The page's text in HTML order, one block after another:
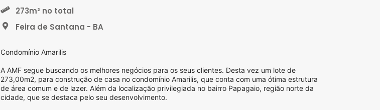
273m² no total
Feira de Santana - BA
Condomínio Amarilis
A AMF segue buscando os melhores negócios para os seus clientes. Desta vez um lote de
273,00m2, para construção de casa no condomínio Amarilis, que conta com uma ótima estrutura
de área comum e de lazer. Além da localização privilegiada no bairro Papagaio, região norte da
cidade, que se destaca pelo seu desenvolvimento.